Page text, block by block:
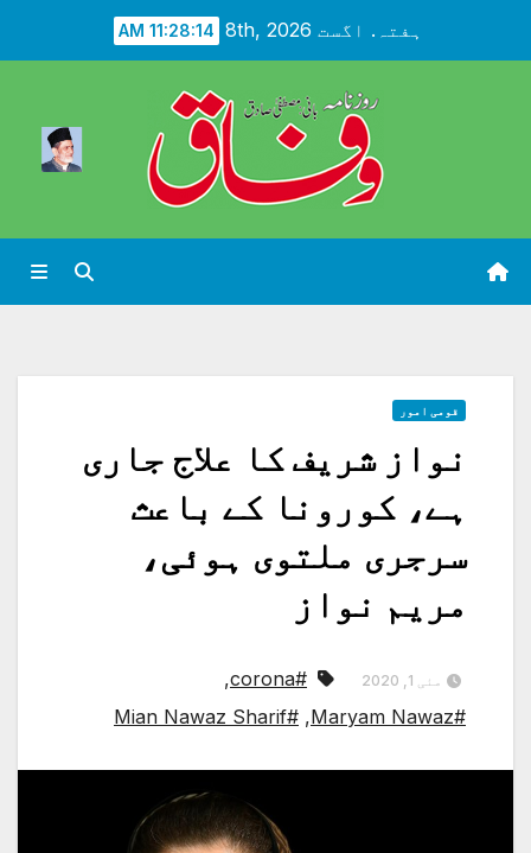
ہفتہ. اگست 8th, 2026 11:28:16 AM
قومی امور
نواز شریف کا علاج جاری
ہے، کورونا کے باعث
سرجری ملتوی ہوئی،
مریم نواز
مئی 1, 2020 #corona
,
#Maryam Nawaz
,
#Mian Nawaz Sharif